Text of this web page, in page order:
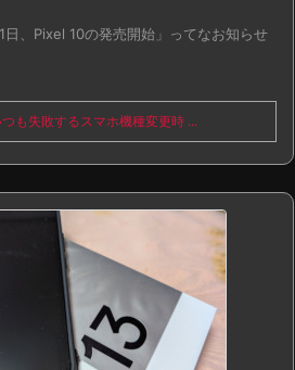
、Pixel 10の発売開始」ってなお知らせ
つも失敗するスマホ機種変更時 ...